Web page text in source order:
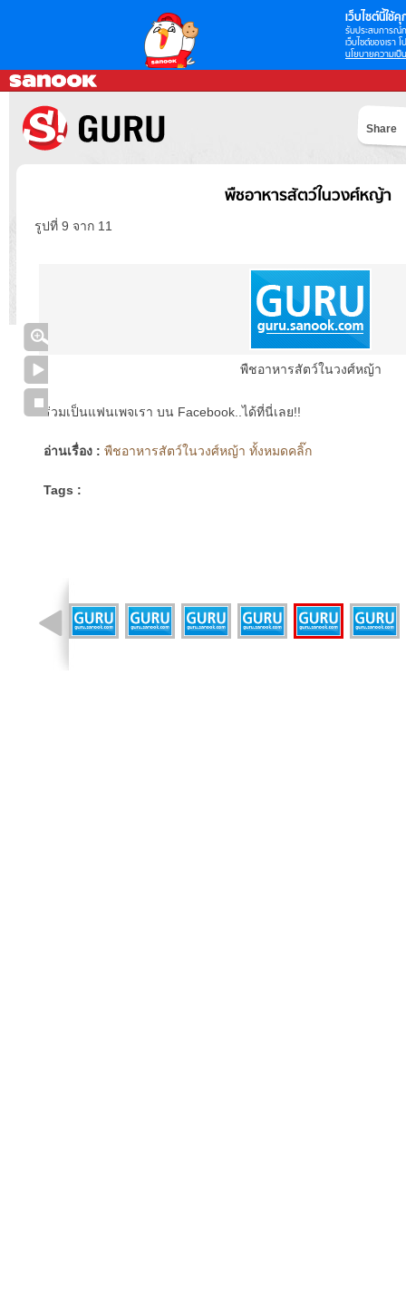
เว็บไซต์นี้ใช้คุ
รับประสบการณ์
เว็บไซต์ของเรา
นโยบายความเป็
Share
พืชอาหารสัตว์ในวงศ์หญ้า
รูปที่ 9 จาก 11
พืชอาหารสัตว์ในวงศ์หญ้า
ร่วมเป็นแฟนเพจเรา บน Facebook..ได้ที่นี่เลย!!
อ่านเรื่อง : พืชอาหารสัตว์ในวงศ์หญ้า ทั้งหมดคลิ๊ก
Tags :